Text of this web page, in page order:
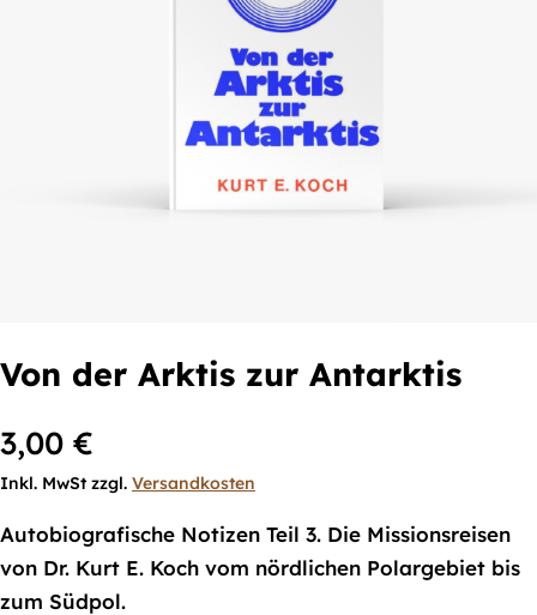
Von der Arktis zur Antarktis
3,00 €
Inkl. MwSt zzgl. Versandkosten
Autobiografische Notizen Teil 3. Die Missionsreisen
von Dr. Kurt E. Koch vom nördlichen Polargebiet bis
zum Südpol.